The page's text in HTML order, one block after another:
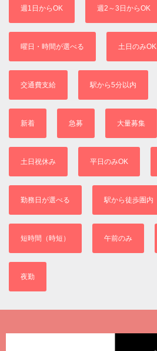
週1日からOK 週2～3日からOK
曜日・時間が選べる 土日のみOK
交通費支給 駅から5分以内
新着 急募 大量募集
土日祝休み 平日のみOK
勤務日が選べる 駅から徒歩圏内
短時間（時短） 午前のみ
夜勤